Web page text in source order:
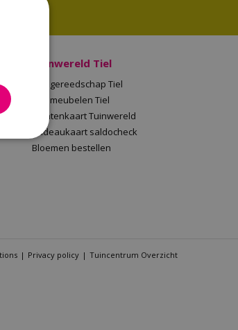
Tuinwereld Tiel
Tuingereedschap Tiel
Tuinmeubelen Tiel
Klantenkaart Tuinwereld
Cadeaukaart saldocheck
Bloemen bestellen
Privacy policy Tuincentrum Overzicht